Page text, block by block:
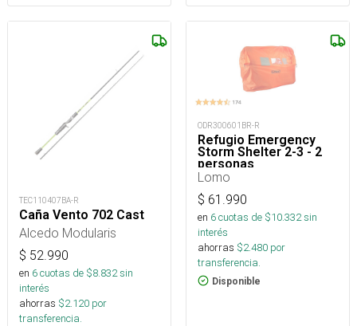
TEC110407BA-R
Caña Vento 702 Cast
Alcedo Modularis
$ 52.990
en 6cuotas de $8.832sin
interés
ahorras $2.120 por
transferencia.
ODR300601BR-R
Refugio Emergency
Storm Shelter 2-3 - 2
personas
Lomo
$ 61.990
en 6cuotas de $10.332sin
interés
ahorras $2.480 por
transferencia.
Disponible